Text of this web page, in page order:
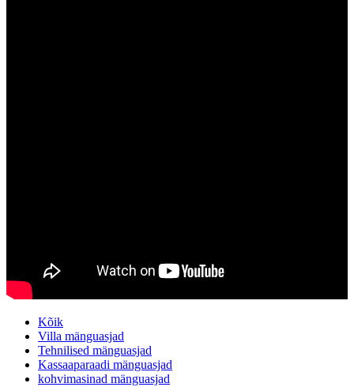
Kõik
Villa mänguasjad
Tehnilised mänguasjad
Kassaaparaadi mänguasjad
kohvimasinad mänguasjad